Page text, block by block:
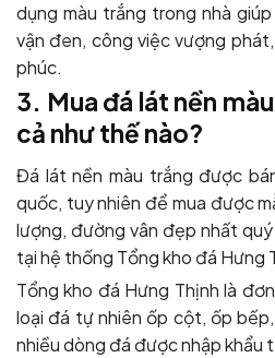
dụng màu trắng trong nhà
vận đen, công việc vượng
phúc.
3. Mua đá lát nền
cả như thế nào?
Đá lát nền màu trắng được
quốc, tuy nhiên để mua được
lượng, đường vân đẹp nhất
tại hệ thống Tổng kho đá Hưng
Tổng kho đá Hưng Thịnh là
loại đá tự nhiên ốp cột, ốp
nhiều dòng đá được nhập khẩu